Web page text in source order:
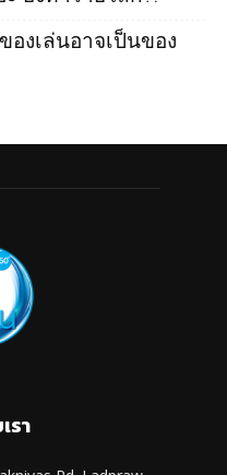
องเล่นอาจเป็นของ
รา